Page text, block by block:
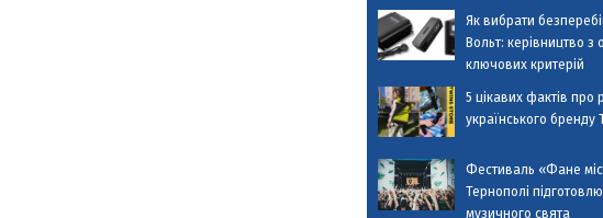
Як вибрати
Вольт: керівництво з
ключових критерій
5 цікавих фактів про
українського бренду
Фестиваль «Фане
Тернополі
музичного свята